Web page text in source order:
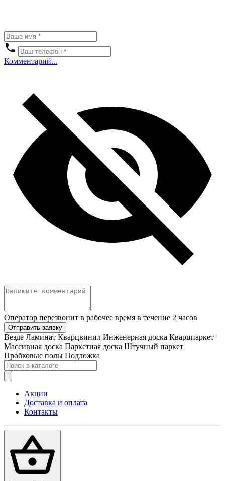
Комментарий...
Оператор перезвонит в рабочее время в течение 2 часов
Отправить заявку
Везде Ламинат Кварцвинил Инженерная доска Кварцпаркет
Массивная доска Паркетная доска Штучный паркет
Пробковые полы Подложка
Акции
Доставка и оплата
Контакты